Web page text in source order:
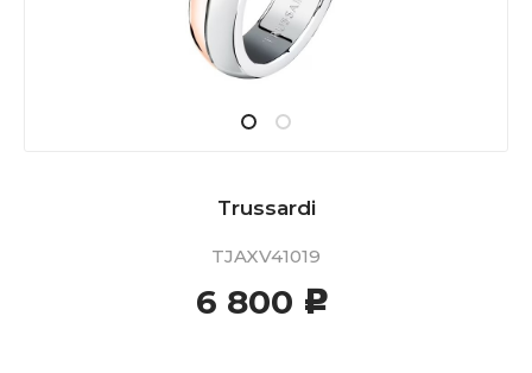
Trussardi
TJAXV41019
6 800 c